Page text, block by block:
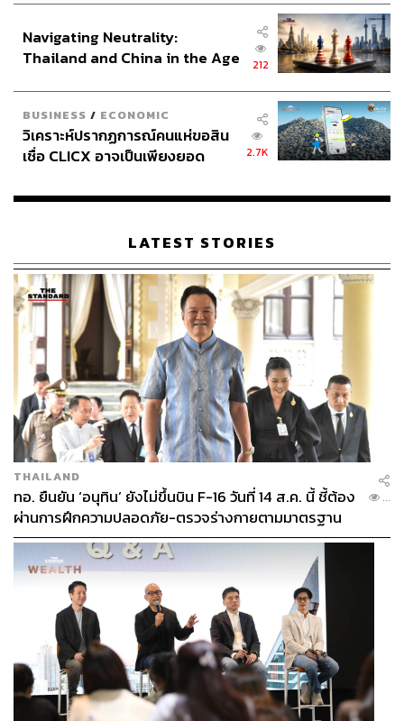
Navigating Neutrality:
Thailand and China in the Age
212
BUSINESS / ECONOMIC
วิเคราะห์ปรากฏการณ์คนแห่ขอสิน
เชื่อ CLICX อาจเป็นเพียงยอด
เรือนไทยที่ถูกซุกไว้
2.7K
LATEST STORIES
THAILAND
ทอ. ยืนยัน ‘อนุทิน’ ยังไม่ขึ้นบิน F-16 วันที่ 14 ส.ค. นี้ ชี้ต้อง
ผ่านการฝึกความปลอดภัย-ตรวจร่างกายตามมาตรฐาน
ก่อน
...